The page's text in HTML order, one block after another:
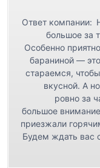
Ответ компании:
большое за
Особенно
бараниной —
стараемся,
вкусной. А
ровно за
большое
приезжали
Будем ждать вас